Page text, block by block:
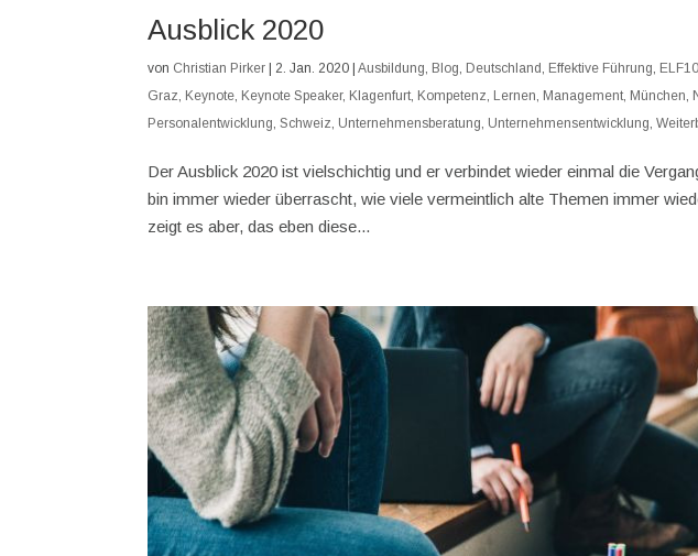
Ausblick 2020
von Christian Pirker | 2. Jan. 2020 |Ausbildung Blog Deutschland Effektive Führung ELF10
Graz Keynote Keynote Speaker, Klagenfurt Kompetenz Lernen Management München
Personalentwicklung ,Schweiz Unternehmensberatung Unternehmensentwicklung ,
Der Ausblick 2020 ist vielschichtig und er verbindet wieder einmal die
bin immer wieder überrascht, wie viele vermeintlich alte Themen immer
zeigt es aber, das eben diese...